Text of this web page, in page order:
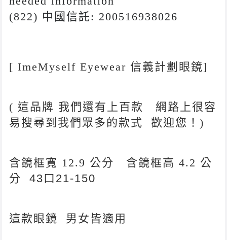
(822) 中國信託: 200516938026
[ ImeMyself Eyewear 信義計劃眼鏡]
( 這品牌 我們還有上百款 網路上很容
易搜尋到我們眾多的款式 歡迎您！)
含鏡框寬 12.9 公分 含鏡框高 4.2 公
分43口21-150
這款眼鏡 男女皆適用